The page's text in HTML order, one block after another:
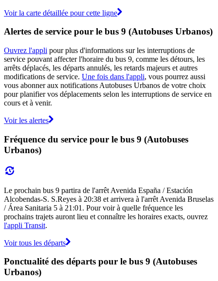
Voir la carte détaillée pour cette ligne
Alertes de service pour le bus 9 (Autobuses Urbanos)
Ouvrez l'appli pour plus d'informations sur les interruptions de
service pouvant affecter l'horaire du bus 9, comme les détours, les
arrêts déplacés, les départs annulés, les retards majeurs et autres
modifications de service. Une fois dans l'appli, vous pourrez aussi
vous abonner aux notifications Autobuses Urbanos de votre choix
pour planifier vos déplacements selon les interruptions de service en
cours et à venir.
Voir les alertes
Fréquence du service pour le bus 9 (Autobuses
Urbanos)
Le prochain bus 9 partira de l'arrêt Avenida España / Estación
Alcobendas-S. S.Reyes à 20:38 et arrivera à l'arrêt Avenida Bruselas
/ Área Sanitaria 5 à 21:01. Pour voir à quelle fréquence les
prochains trajets auront lieu et connaître les horaires exacts, ouvrez
l'appli Transit.
Voir tous les départs
Ponctualité des départs pour le bus 9 (Autobuses
Urbanos)